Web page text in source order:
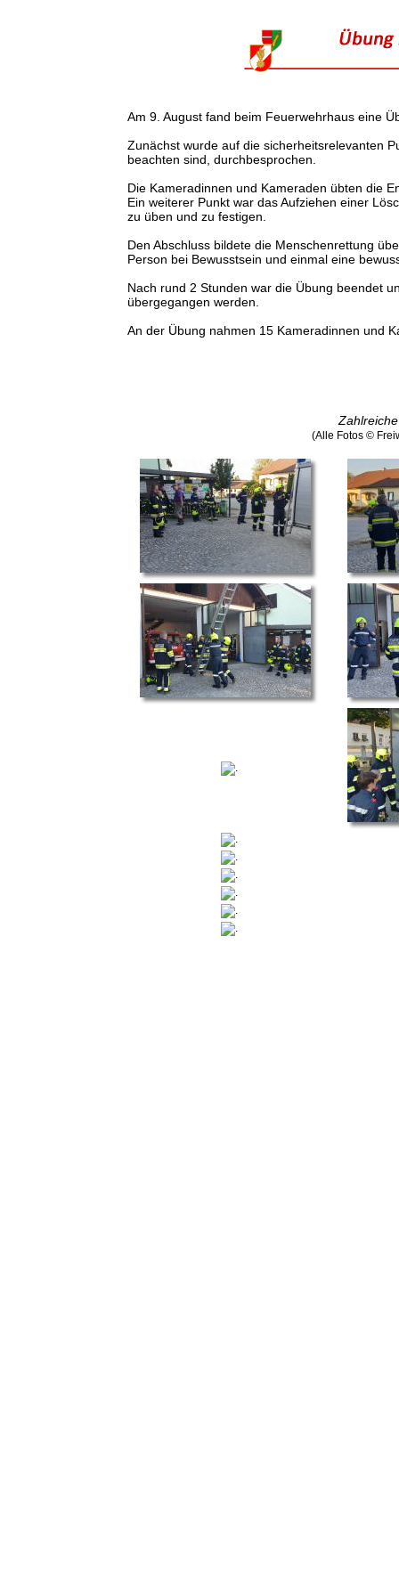
Am 9. August fand beim Feuerwehrhaus eine
Zunächst wurde auf die sicherheitsrelevanten
beachten sind, durchbesprochen.
Die Kameradinnen und Kameraden übten die
Ein weiterer Punkt war das Aufziehen einer
zu üben und zu festigen.
Den Abschluss bildete die Menschenrettung
Person bei Bewusstsein und einmal eine
Nach rund 2 Stunden war die Übung beendet
übergegangen werden.
An der Übung nahmen 15 Kameradinnen und
(Alle Fotos ©